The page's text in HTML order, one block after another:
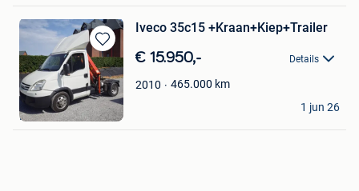
Bewaren
in
Mijn
Favorieten
Iveco 35c15 +Kraan+Kiep+Trailer
€ 15.950,- Details
2010 465.000 km
Ferraro
La Louviere
1 jun 26